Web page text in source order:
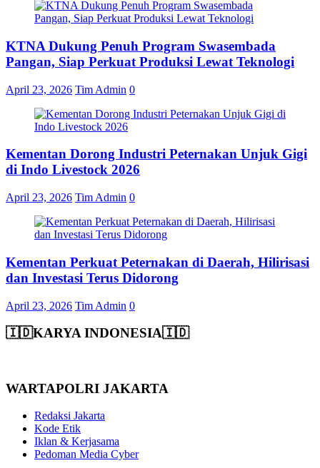
KTNA Dukung Penuh Program Swasembada
Pangan, Siap Perkuat Produksi Lewat Teknologi
April 23, 2026 Tim Admin 0
Kementan Dorong Industri Peternakan Unjuk Gigi
di Indo Livestock 2026
April 23, 2026 Tim Admin 0
Kementan Perkuat Peternakan di Daerah, Hilirisasi
dan Investasi Terus Didorong
April 23, 2026 Tim Admin 0
🇮🇩KARYA INDONESIA🇮🇩
WARTAPOLRI JAKARTA
Redaksi Jakarta
Kode Etik
Iklan & Kerjasama
Pedoman Media Cyber